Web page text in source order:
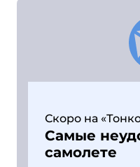
Скоро на
Самые
самолете